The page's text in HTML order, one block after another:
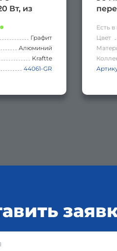
Вт, из
ГРАФИТ.
Графит
Алюминий
Kraftte
44061-GR
до
Есть
Цвет